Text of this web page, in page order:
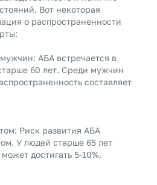
Вот некоторая
о распространенности
АБА встречается в
60 лет. Среди мужчин
составляет
Риск развития АБА
У людей старше 65 лет
достигать 5-10%.